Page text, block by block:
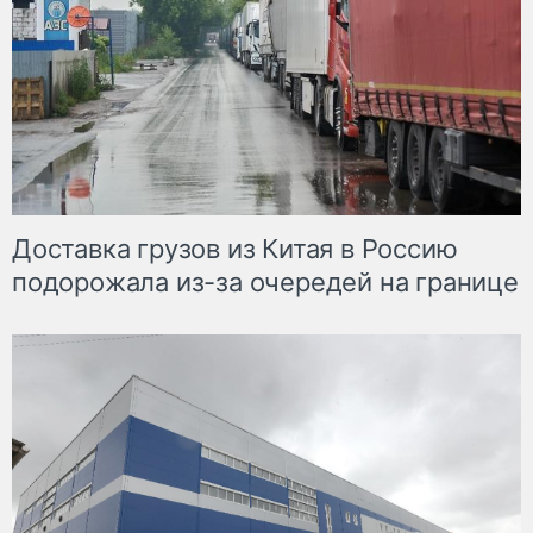
Доставка грузов из Китая в Россию
подорожала из-за очередей на границе